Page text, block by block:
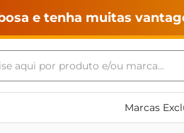
e tenha muitas
aqui por produto e/ou marca...
Marcas
mais buscados